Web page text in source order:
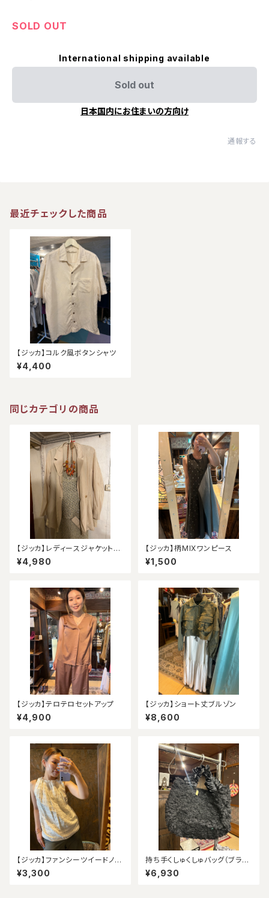
SOLD OUT
International shipping available
Sold out
日本国内にお住まいの方向け
通報する
最近チェックした商品
【ジッカ】コルク風ボタンシャツ
¥4,400
同じカテゴリの商品
【ジッカ】レディースジャケット
（アウトレット）
¥4,980
【ジッカ】柄MIXワンピース
¥1,500
【ジッカ】テロテロセットアップ
¥4,900
【ジッカ】ショート丈ブルゾン
¥8,600
【ジッカ】ファンシーツイードノー
スリーブ（アウトレット）
¥3,300
持ち手くしゅくしゅバッグ（ブラッ
ク）
¥6,930